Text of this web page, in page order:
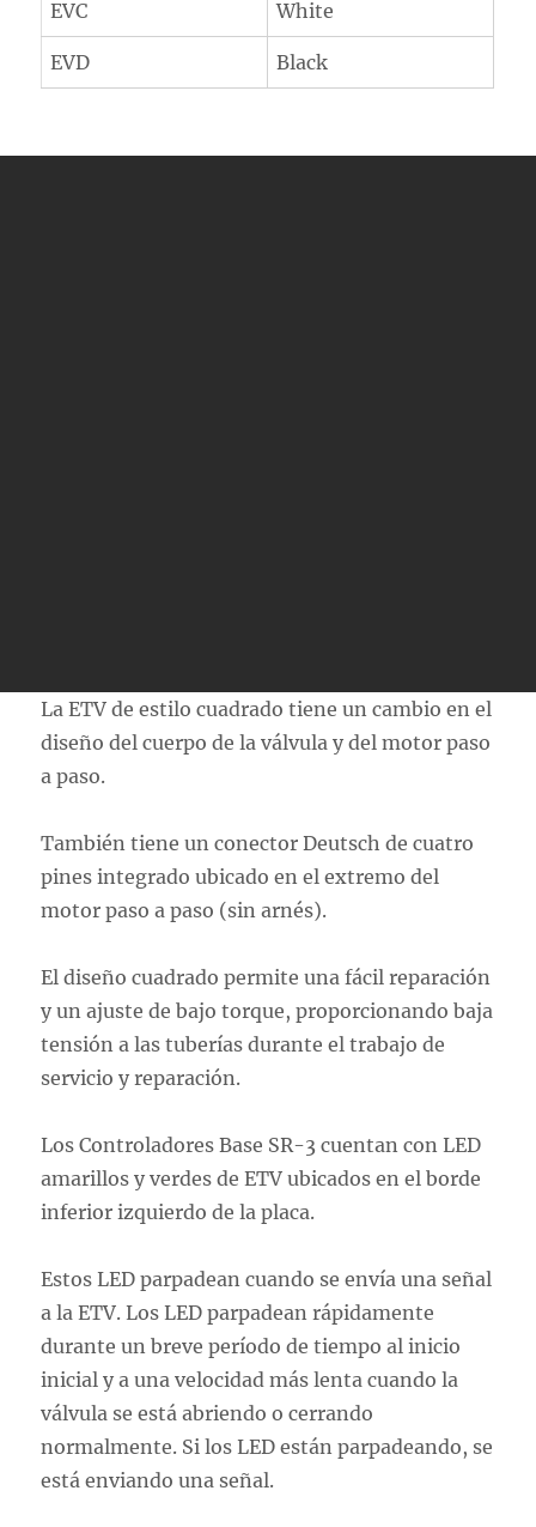
EVC White
EVD Black
La ETV de estilo cuadrado tiene un cambio en el
diseño del cuerpo de la válvula y del motor paso
a paso.
También tiene un conector Deutsch de cuatro
pines integrado ubicado en el extremo del
motor paso a paso (sin arnés).
El diseño cuadrado permite una fácil reparación
y un ajuste de bajo torque, proporcionando baja
tensión a las tuberías durante el trabajo de
servicio y reparación.
Los Controladores Base SR-3 cuentan con LED
amarillos y verdes de ETV ubicados en el borde
inferior izquierdo de la placa.
Estos LED parpadean cuando se envía una señal
a la ETV. Los LED parpadean rápidamente
durante un breve período de tiempo al inicio
inicial y a una velocidad más lenta cuando la
válvula se está abriendo o cerrando
normalmente. Si los LED están parpadeando, se
está enviando una señal.